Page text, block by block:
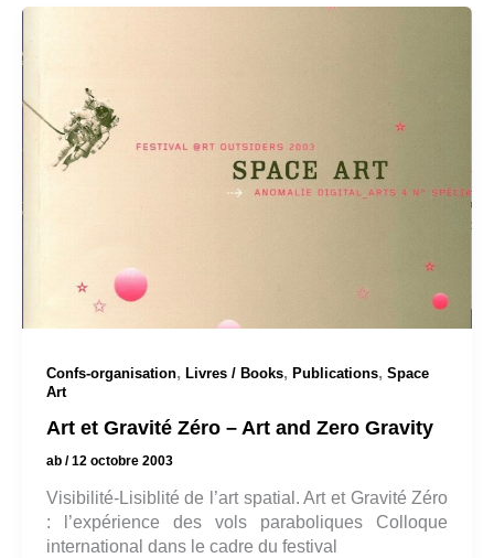
Confs-organisation, Livres / Books, Publications, Space
Art
Art et Gravité Zéro – Art and Zero Gravity
ab /12 octobre 2003
Visibilité-Lisiblité de l’art spatial. Art et Gravité Zéro
: l’expérience des vols paraboliques Colloque
international dans le cadre du festival